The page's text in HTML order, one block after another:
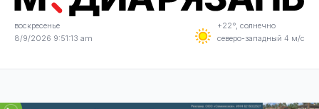
воскресенье
8/9/2026 9:51:13 am
+22°, солнечно
северо-западный 4 м/с